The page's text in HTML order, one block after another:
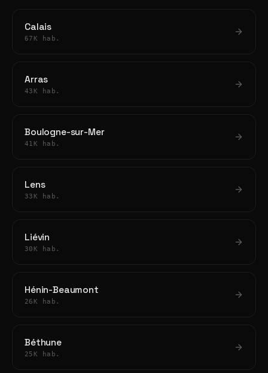
Calais
67K hab.
Arras
43K hab.
Boulogne-sur-Mer
41K hab.
Lens
33K hab.
Liévin
30K hab.
Hénin-Beaumont
26K hab.
Béthune
25K hab.